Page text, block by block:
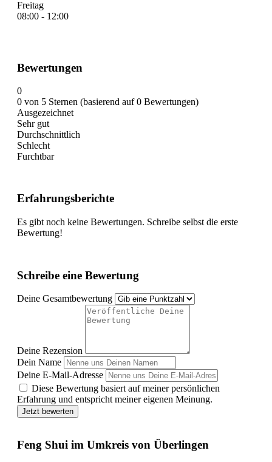
Freitag
08:00 - 12:00
Bewertungen
0
0 von 5 Sternen (basierend auf 0 Bewertungen)
Ausgezeichnet
Sehr gut
Durchschnittlich
Schlecht
Furchtbar
Erfahrungsberichte
Es gibt noch keine Bewertungen. Schreibe selbst die erste
Bewertung!
Schreibe eine Bewertung
Deine Gesamtbewertung
Deine Rezension
Dein Name
Deine E-Mail-Adresse
Diese Bewertung basiert auf meiner persönlichen
Erfahrung und entspricht meiner eigenen Meinung.
Jetzt bewerten
Feng Shui im Umkreis von Überlingen